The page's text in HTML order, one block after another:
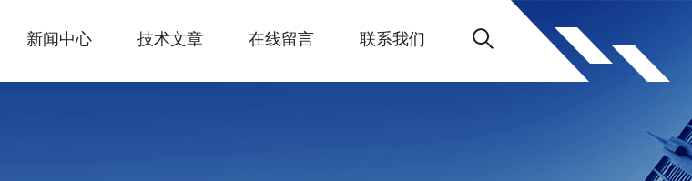
新闻中心 技术文章 在线留言 联系我们